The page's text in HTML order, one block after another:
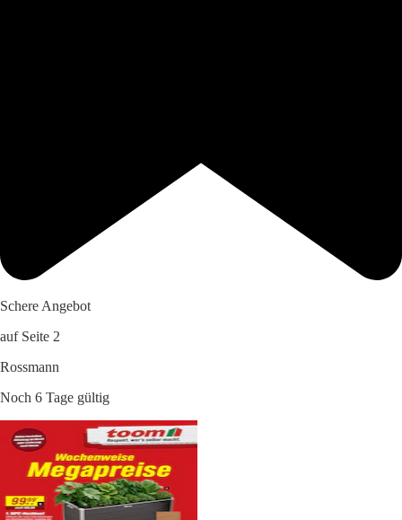
Schere Angebot
auf Seite 2
Rossmann
Noch 6 Tage gültig